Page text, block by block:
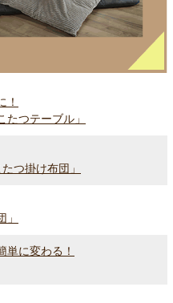
！
つテーブル」
つ掛け布団」
単に変わる！